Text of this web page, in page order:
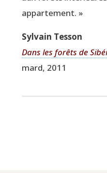
appartement. »
Syl­vain Tesson
Dans les forêts de
mard, 2011